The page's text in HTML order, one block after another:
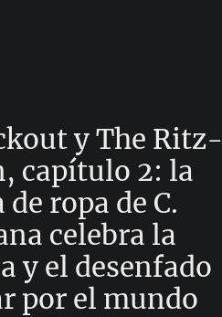
y The Ritz-
capítulo 2: la
ropa de C.
celebra la
y el desenfado
por el mundo